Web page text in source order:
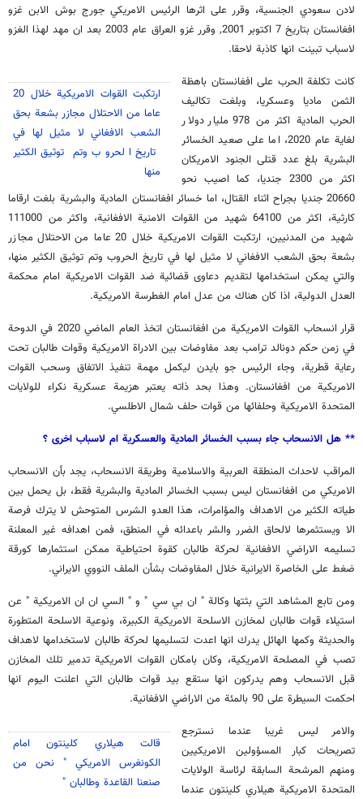
لادن سعودي الجنسية، وقرر على اثرها الرئيس الامريكي جورج بوش الابن غزو
افغانستان بتاريخ 7 اكتوبر 2001, وقرر غزو العراق عام 2003 بعد ان مهد لهذا الغزو
لاسباب تبينت انها كاذبة لاحقا.
ارتكبت القوات الامريكية خلال 20
عاما من الاحتلال مجازر بشعة بحق
الشعب الافغاني لا مثيل لها في
تاريخ الحروب وتم توثيق الكثير
منها
كانت تكلفة الحرب على افغانستان باهظة
الثمن ماديا وعسكريا، وبلغت تكاليف
الحرب المادية اكثر من 978 مليار دولار
لغاية عام 2020، اما على صعيد الخسائر
البشرية بلغ عدد قتلى الجنود الامريكان
اكثر من 2300 جنديا، كما اصيب نحو
20660 جنديا بجراح اثناء القتال، اما خسائر افغانستان المادية والبشرية بلغت ارقاما
كارثية، اكثر من 64100 شهيد من القوات الامنية الافغانية، واكثر من 111000
شهيد من المدنيين، ارتكبت القوات الامريكية خلال 20 عاما من الاحتلال مجازر
بشعة بحق الشعب الافغاني لا مثيل لها في تاريخ الحروب وتم توثيق الكثير منها،
والتي يمكن استخدامها لتقديم دعاوى قضائية ضد القوات الامريكية امام محكمة
العدل الدولية، اذا كان هناك من عدل امام الغطرسة الامريكية.
قرار انسحاب القوات الامريكية من افغانستان اتخذ العام الماضي 2020 في الدوحة
في زمن حكم دونالد ترامب بعد مفاوضات بين الادراة الامريكية وقوات طالبان تحت
رعاية قطرية، وجاء الرئيس جو بايدن ليكمل مهمة تنفيذ الاتفاق وسحب القوات
الامريكية من افغانستان. وهذا بحد ذاته يعتبر هزيمة عسكرية نكراء للولايات
المتحدة الامريكية وحلفائها من قوات حلف شمال الاطلسي.
** هل الانسحاب جاء بسبب الخسائر المادية والعسكرية ام لاسباب اخرى ؟
المراقب لاحداث المنطقة العربية والاسلامية وطريقة الانسحاب، يجد بأن الانسحاب
الامريكي من افغانستان ليس بسبب الخسائر المادية والبشرية فقط، بل يحمل بين
طياته الكثير من الاهداف والمؤامرات، هذا العدو الشرس المتوحش لا يترك فرصة
الا ويستثمرها لالحاق الضرر والشر باعدائه في المنطق، فمن اهدافه غير المعلنة
تسليمه الاراضي الافغانية لحركة طالبان كقوة احتياطية ممكن استثمارها كورقة
ضغط على الخاصرة الايرانية خلال المفاوضات بشأن الملف النووي الايراني.
ومن تابع المشاهد التي بثتها وكالة " ان بي سي " و " السي ان ان الامريكية " عن
استيلاء قوات طالبان لمخازن الاسلحة الامريكية الكبيرة، ونوعية الاسلحة المتطورة
والحديثة وكمها الهائل يدرك انها اعدت لتسليمها لحركة طالبان لاستخدامها لاهداف
تصب في المصلحة الامريكية، وكان بامكان القوات الامريكية تدمير تلك المخازن
قبل الانسحاب وهم يدركون انها ستقع بيد قوات طالبان التي اعلنت اليوم انها
احكمت السيطرة على 90 بالمئة من الاراضي الافغانية.
قالت هيلاري كلينتون امام
الكونغرس الامريكي " نحن من
صنعنا القاعدة وطالبان "
والامر ليس غريبا عندما نسترجع
تصريحات كبار المسؤولين الامريكيين
ومنهم المرشحة السابقة لرئاسة الولايات
المتحدة الامريكية هيلاري كلينتون عندما